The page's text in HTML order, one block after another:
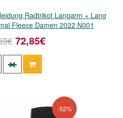
Radtrikot Langarm + Lang
Fleece Damen 2022 N001
72,85€
-52%